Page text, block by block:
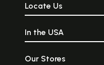
Locate Us
In the USA
Our Stores